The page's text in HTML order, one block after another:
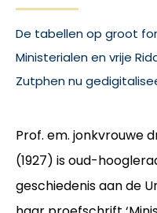
De tabellen op groot
Ministerialen en vrije
Zutphen nu
Prof. em. jonkvrouwe
(1927) is oud-
geschiedenis aan de